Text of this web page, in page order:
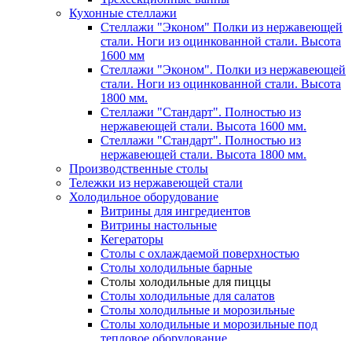
Кухонные стеллажи
Стеллажи "Эконом" Полки из нержавеющей
стали. Ноги из оцинкованной стали. Высота
1600 мм
Стеллажи "Эконом". Полки из нержавеющей
стали. Ноги из оцинкованной стали. Высота
1800 мм.
Стеллажи "Стандарт". Полностью из
нержавеющей стали. Высота 1600 мм.
Стеллажи "Стандарт". Полностью из
нержавеющей стали. Высота 1800 мм.
Производственные столы
Тележки из нержавеющей стали
Холодильное оборудование
Витрины для ингредиентов
Витрины настольные
Кегераторы
Столы с охлаждаемой поверхностью
Столы холодильные барные
Столы холодильные для пиццы
Столы холодильные для салатов
Столы холодильные и морозильные
Столы холодильные и морозильные под
тепловое оборудование